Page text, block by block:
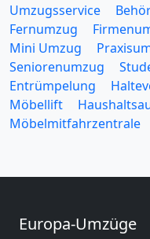
Umzugsservice
Fernumzug
Mini Umzug
Seniorenumzug
Entrümpelung
Möbellift
Möbelmitfahrzentrale
Europa-Umzüge